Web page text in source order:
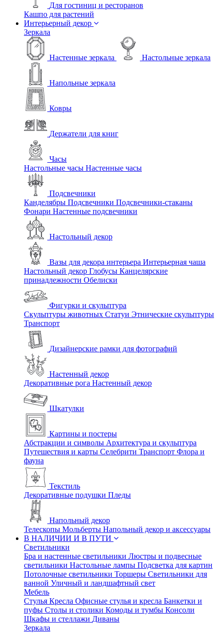
Для гостиниц и ресторанов
Кашпо для растений
Интерьерный декор
Зеркала
Настенные зеркала Настольные зеркала
Напольные зеркала
Ковры
Держатели для книг
Часы
Настольные часы Настенные часы
Подсвечники
Канделябры Подсвечники Подсвечники-стаканы
Фонари Настенные подсвечники
Настольный декор
Вазы для декора интерьера Интерьерная чаша
Настольный декор Глобусы Канцелярские
принадлежности Обелиски
Фигурки и скульптура
Скульптуры животных Статуи Этнические скульптуры
Транспорт
Дизайнерские рамки для фотографий
Настенный декор
Декоративные рога Настенный декор
Шкатулки
Картины и постеры
Абстракции и символы Архитектура и скульптура
Путешествия и карты Селебрити Транспорт Флора и
фауна
Текстиль
Декоративные подушки Пледы
Напольный декор
Телескопы Мольберты Напольный декор и аксессуары
В НАЛИЧИИ И В ПУТИ
Светильники
Бра и настенные светильники Люстры и подвесные
светильники Настольные лампы Подсветка для картин
Потолочные светильники Торшеры Светильники для
ванной Уличный и ландшафтный свет
Мебель
Стулья Кресла Офисные стулья и кресла Банкетки и
пуфы Столы и столики Комоды и тумбы Консоли
Шкафы и стеллажи Диваны
Зеркала